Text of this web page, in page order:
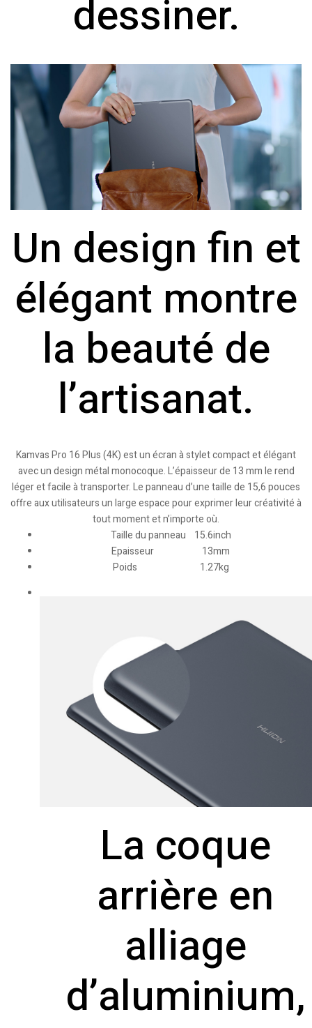
dessiner.
Un design fin et
élégant montre
la beauté de
l’artisanat.
Kamvas Pro 16 Plus (4K) est un écran à stylet compact et élégant
avec un design métal monocoque. L’épaisseur de 13 mm le rend
léger et facile à transporter. Le panneau d’une taille de 15,6 pouces
offre aux utilisateurs un large espace pour exprimer leur créativité à
tout moment et n’importe où.
Taille du panneau 15.6inch
Epaisseur 13mm
Poids 1.27kg
La coque
arrière en
alliage
d’aluminium,